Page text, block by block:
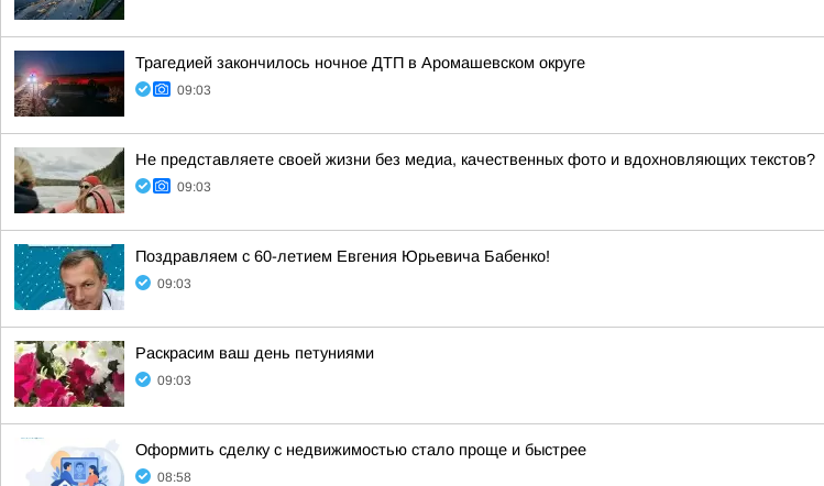
Трагедией закончилось ночное ДТП в Аромашевском округе
09:03
Не представляете своей жизни без медиа, качественных фото и вдохновляющих текстов?
09:03
Поздравляем с 60-летием Евгения Юрьевича Бабенко!
09:03
Раскрасим ваш день петуниями
09:03
Оформить сделку с недвижимостью стало проще и быстрее
08:58